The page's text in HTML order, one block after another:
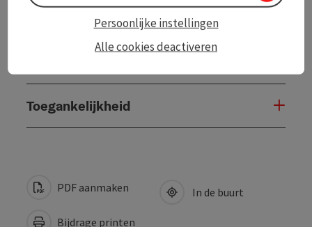
Toegankelijkheid
PDF aanmaken
Bijdrage printen
In de buurt
Alle cookies deactiveren
Persoonlijke instellingen